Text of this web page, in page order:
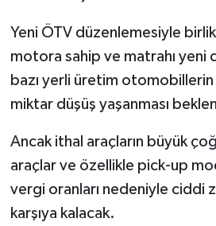
Yeni ÖTV düzenlemesiyle
motora sahip ve matrahı yeni
bazı yerli üretim
miktar düşüş yaşanması
Ancak ithal araçların büyük
araçlar ve özellikle pick-up
vergi oranları nedeniyle ciddi
karşıya kalacak.